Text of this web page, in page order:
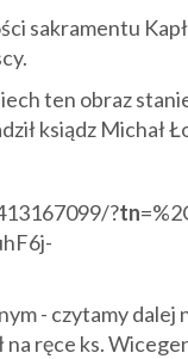
sakramentu
ten obraz
ksiądz Michał
?tn
- czytamy dalej
ręce ks.